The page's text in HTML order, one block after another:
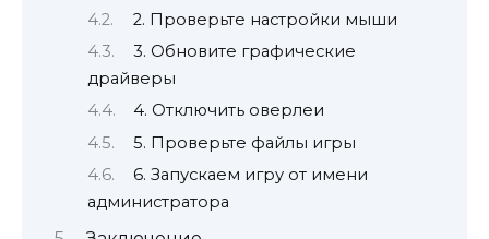
2. Проверьте настройки мыши
3. Обновите графические
драйверы
4. Отключить оверлеи
5. Проверьте файлы игры
6. Запускаем игру от имени
администратора